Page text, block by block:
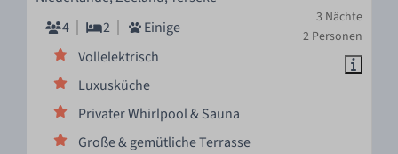
3 Nächte
2 Personen
4
2
Einige
Vollelektrisch
Luxusküche
Privater Whirlpool & Sauna
Große & gemütliche Terrasse